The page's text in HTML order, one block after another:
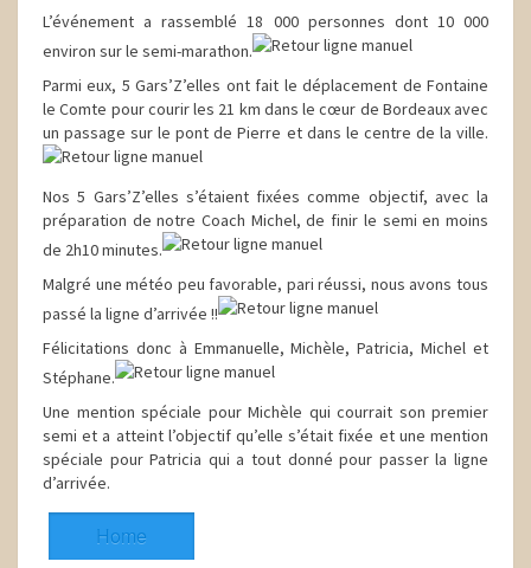
L’événement a rassemblé 18 000 personnes dont 10 000
environ sur le semi-marathon.
Parmi eux, 5 Gars’Z’elles ont fait le déplacement de Fontaine
le Comte pour courir les 21 km dans le cœur de Bordeaux avec
un passage sur le pont de Pierre et dans le centre de la ville.
Nos 5 Gars’Z’elles s’étaient fixées comme objectif, avec la
préparation de notre Coach Michel, de finir le semi en moins
de 2h10 minutes.
Malgré une météo peu favorable, pari réussi, nous avons tous
passé la ligne d’arrivée !!
Félicitations donc à Emmanuelle, Michèle, Patricia, Michel et
Stéphane.
Une mention spéciale pour Michèle qui courrait son premier
semi et a atteint l’objectif qu’elle s’était fixée et une mention
spéciale pour Patricia qui a tout donné pour passer la ligne
d’arrivée.
Home